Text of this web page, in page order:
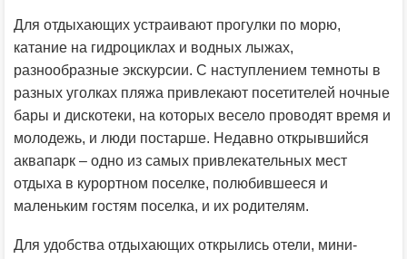
Для отдыхающих устраивают прогулки по морю,
катание на гидроциклах и водных лыжах,
разнообразные экскурсии. С наступлением темноты в
разных уголках пляжа привлекают посетителей ночные
бары и дискотеки, на которых весело проводят время и
молодежь, и люди постарше. Недавно открывшийся
аквапарк – одно из самых привлекательных мест
отдыха в курортном поселке, полюбившееся и
маленьким гостям поселка, и их родителям.
Для удобства отдыхающих открылись отели, мини-